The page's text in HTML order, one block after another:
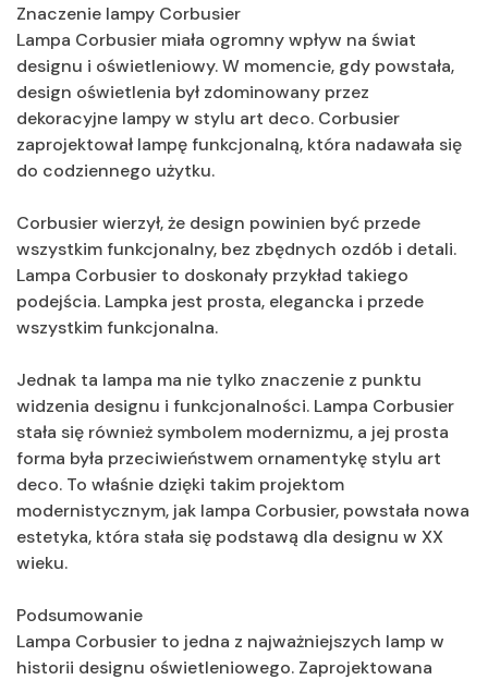
Znaczenie lampy Corbusier
Lampa Corbusier miała ogromny wpływ na świat
designu i oświetleniowy. W momencie, gdy powstała,
design oświetlenia był zdominowany przez
dekoracyjne lampy w stylu art deco. Corbusier
zaprojektował lampę funkcjonalną, która nadawała się
do codziennego użytku.
Corbusier wierzył, że design powinien być przede
wszystkim funkcjonalny, bez zbędnych ozdób i detali.
Lampa Corbusier to doskonały przykład takiego
podejścia. Lampka jest prosta, elegancka i przede
wszystkim funkcjonalna.
Jednak ta lampa ma nie tylko znaczenie z punktu
widzenia designu i funkcjonalności. Lampa Corbusier
stała się również symbolem modernizmu, a jej prosta
forma była przeciwieństwem ornamentykę stylu art
deco. To właśnie dzięki takim projektom
modernistycznym, jak lampa Corbusier, powstała nowa
estetyka, która stała się podstawą dla designu w XX
wieku.
Podsumowanie
Lampa Corbusier to jedna z najważniejszych lamp w
historii designu oświetleniowego. Zaprojektowana